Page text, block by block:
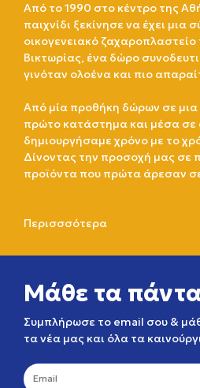
Από το 1990 στο κέντρο της
παιχνίδι ξεκίνησε να έχει μια
οικογενειακό ζαχαροπλαστείο
Βικτωρίας, ένα δώρο
γινόταν ολοένα και πιο
Από μία προθήκη δώρων σε μια
πρώτο κατάστημα και μέσα σε
δημιουργήσαμε χρόνο με το
Δίνοντας την προσοχή μας σε
προϊόντα που πρώτα άρεσαν
Περισσσότερα
Μάθε τα
Συμπλήρωσε το email σου &
τα νέα μας και όλα τα